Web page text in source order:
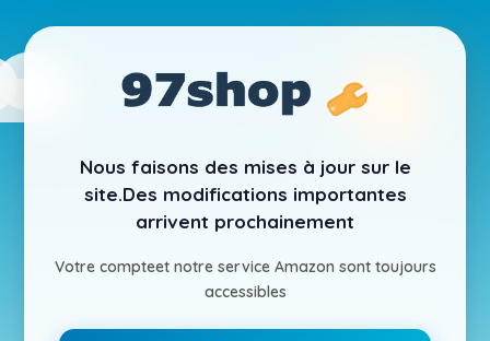
Nous faisons des mises à jour sur le
site.Des modifications importantes
arrivent prochainement
Votre compteet notre service Amazon sont toujours
accessibles